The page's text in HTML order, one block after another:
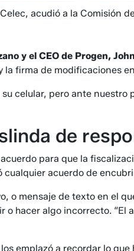
acudió a la Comisión
y el CEO de Progen,
la firma de modificaciones
celular, pero ante
de
para que la
cualquier acuerdo de
o mensaje de texto en el
hacer algo incorrecto. “El
emplazó a recordar lo